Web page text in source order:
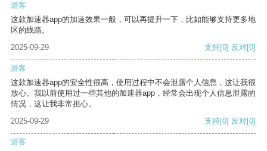
游客
这款加速器app的加速效果一般，可以再提升一下，比如能够支持更多地
区的线路。
2025-09-29
支持[0] 反对[0]
游客
这款加速器app的安全性很高，使用过程中不会泄露个人信息，这让我很
放心。我以前使用过一些其他的加速器app，经常会出现个人信息泄露的
情况，这让我非常担心。
2025-09-29
支持[0] 反对[0]
游客